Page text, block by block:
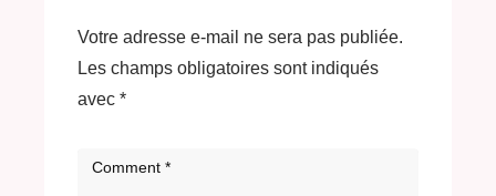
Votre adresse e-mail ne sera pas publiée.
Les champs obligatoires sont indiqués
avec *